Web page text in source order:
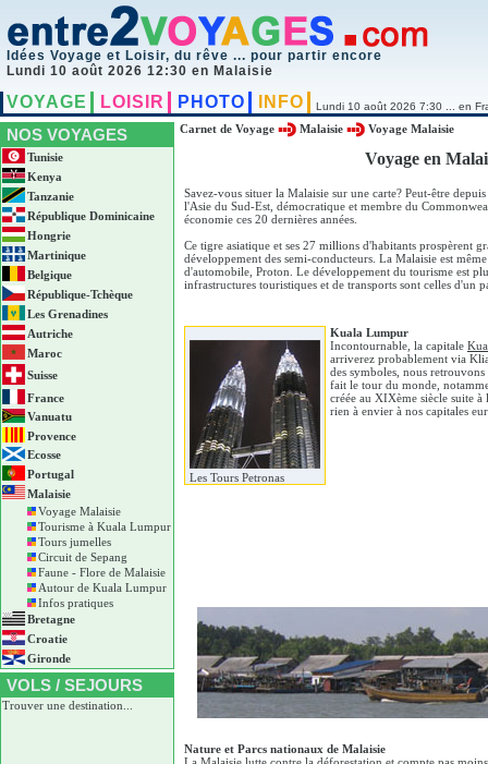
Idées Voyage et Loisir, du rêve ... pour partir encore
Lundi 10 août 2026 12:30 en Malaisie
VOYAGE LOISIR PHOTO INFO Lundi 10 août 2026 7:30 ... en
NOS VOYAGES
Tunisie
Kenya
Tanzanie
République Dominicaine
Hongrie
Martinique
Belgique
République-Tchèque
Les Grenadines
Autriche
Maroc
Suisse
France
Vanuatu
Provence
Ecosse
Portugal
Malaisie
Voyage Malaisie
Tourisme à Kuala Lumpur
Tours jumelles
Circuit de Sepang
Faune - Flore de Malaisie
Autour de Kuala Lumpur
Infos pratiques
Bretagne
Croatie
Gironde
VOLS / SEJOURS
Trouver une destination...
Carnet de Voyage Malaisie Voyage Malaisie
Voyage en
Savez-vous situer la Malaisie sur une carte? Peut-être
l'Asie du Sud-Est, démocratique et membre du
économie ces 20 dernières années.
Ce tigre asiatique et ses 27 millions d'habitants prospèrent
développement des semi-conducteurs. La Malaisie est
d'automobile, Proton. Le développement du tourisme est
infrastructures touristiques et de transports sont celles d'un
Les Tours Petronas
Kuala Lumpur
Incontournable, la capitale
arriverez probablement via
des symboles, nous
fait le tour du monde,
créée au XIXème siècle suite
rien à envier à nos capitales
Nature et Parcs nationaux de Malaisie